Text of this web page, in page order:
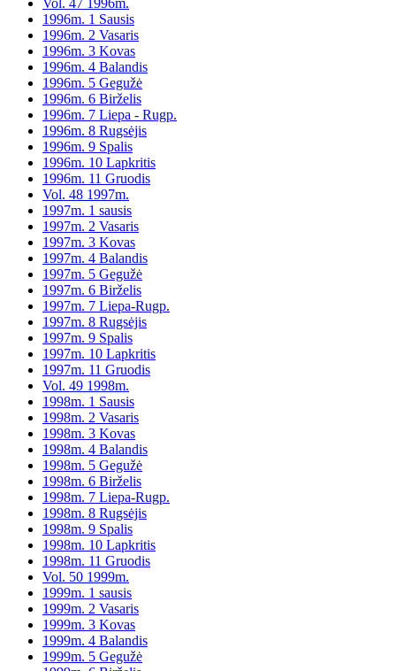
Vol. 47 1996m.
1996m. 1 Sausis
1996m. 2 Vasaris
1996m. 3 Kovas
1996m. 4 Balandis
1996m. 5 Gegužė
1996m. 6 Birželis
1996m. 7 Liepa - Rugp.
1996m. 8 Rugsėjis
1996m. 9 Spalis
1996m. 10 Lapkritis
1996m. 11 Gruodis
Vol. 48 1997m.
1997m. 1 sausis
1997m. 2 Vasaris
1997m. 3 Kovas
1997m. 4 Balandis
1997m. 5 Gegužė
1997m. 6 Birželis
1997m. 7 Liepa-Rugp.
1997m. 8 Rugsėjis
1997m. 9 Spalis
1997m. 10 Lapkritis
1997m. 11 Gruodis
Vol. 49 1998m.
1998m. 1 Sausis
1998m. 2 Vasaris
1998m. 3 Kovas
1998m. 4 Balandis
1998m. 5 Gegužė
1998m. 6 Birželis
1998m. 7 Liepa-Rugp.
1998m. 8 Rugsėjis
1998m. 9 Spalis
1998m. 10 Lapkritis
1998m. 11 Gruodis
Vol. 50 1999m.
1999m. 1 sausis
1999m. 2 Vasaris
1999m. 3 Kovas
1999m. 4 Balandis
1999m. 5 Gegužė